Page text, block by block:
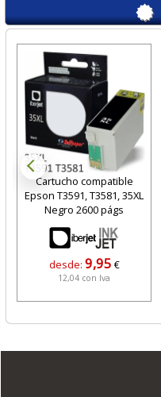
Cartucho compatible
Epson T3591, T3581, 35XL
Negro 2600 págs
desde: 9,95 €
12,04 con Iva